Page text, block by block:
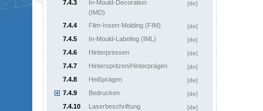
7.4.3
In-Mould-Decoration
(IMD)
[de]
7.4.4 Film-Insert-Molding (FIM) [de]
7.4.5 In-Mould-Labeling (IML) [de]
7.4.6 Hinterpressen [de]
7.4.7 Hinterspritzen/Hinterprägen [de]
7.4.8 Heißprägen [de]
7.4.9 Bedrucken [de]
7.4.10 Laserbeschriftung [de]